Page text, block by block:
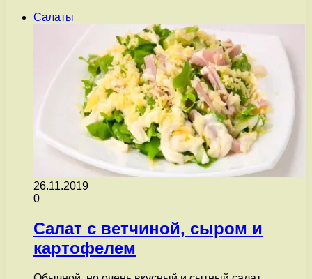
Салаты
26.11.2019
0
Салат с ветчиной, сыром и
картофелем